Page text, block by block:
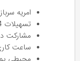
امریه
تسهیلات 4 درصد در قالب وام
مشارکت
ساعت